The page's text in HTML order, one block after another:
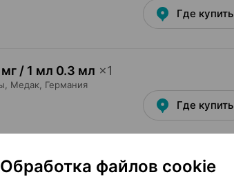
Где купить
/ 1 мл 0.3 мл ×1
Медак , Германия
Где купить
мг / 1 мл 0.4 мл ×1
Медак , Германия
Обработка файлов cookie